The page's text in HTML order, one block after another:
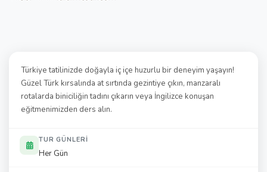
Türkiye tatilinizde doğayla iç içe huzurlu bir deneyim yaşayın!
Güzel Türk kırsalında at sırtında gezintiye çıkın, manzaralı
rotalarda biniciliğin tadını çıkarın veya İngilizce konuşan
eğitmenimizden ders alın.
TUR GÜNLERI
Her Gün